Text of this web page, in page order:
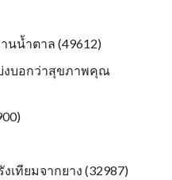
นน้ำตาล (49612)
งบอกว่าสุขภาพคุณ
เทียมจากยาง (32987)